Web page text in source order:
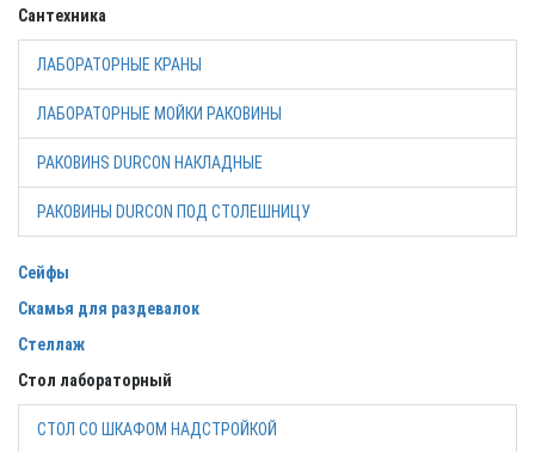
Сантехника
ЛАБОРАТОРНЫЕ КРАНЫ
ЛАБОРАТОРНЫЕ МОЙКИ РАКОВИНЫ
РАКОВИНS DURCON НАКЛАДНЫЕ
РАКОВИНЫ DURCON ПОД СТОЛЕШНИЦУ
Сейфы
Скамья для раздевалок
Стеллаж
Стол лабораторный
СТОЛ СО ШКАФОМ НАДСТРОЙКОЙ